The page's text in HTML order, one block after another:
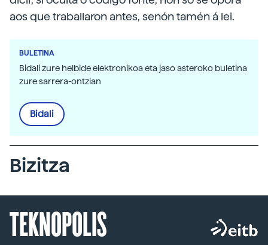
aos que traballaron antes, senón tamén á lei.
BULETINA
Bidali zure helbide elektronikoa eta jaso asteroko buletina
zure sarrera-ontzian
Bidali
Bizitza
TEKNOPOLIS